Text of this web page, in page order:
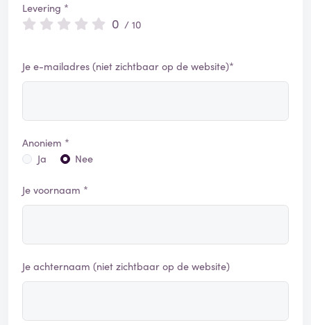
Levering *
0 / 10
Je e-mailadres (niet zichtbaar op de website)*
Anoniem *
Ja
Nee
Je voornaam *
Je achternaam (niet zichtbaar op de website)